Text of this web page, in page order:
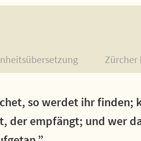
Zürcher
so werdet ihr finden;
der empfängt; und wer